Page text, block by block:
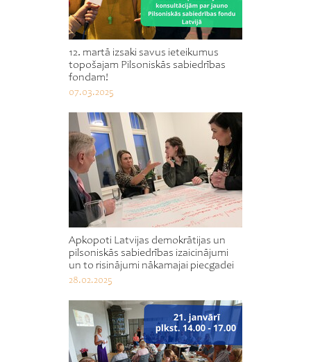
12. martā izsaki savus ieteikumus
topošajam Pilsoniskās sabiedrības
fondam!
07.03.2025
Apkopoti Latvijas demokrātijas un
pilsoniskās sabiedrības izaicinājumi
un to risinājumi nākamajai piecgadei
28.02.2025